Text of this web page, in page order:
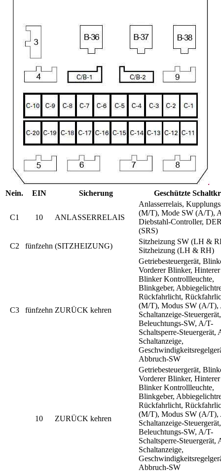
Nein. EIN Sicherung Geschützte
C1 10 ANLASSERRELAIS
Anlasserrelais,
(M/T), Mode SW (A/T),
Diebstahl-Controller,
(SRS)
C2
fünfzehn (SITZHEIZUNG)
Sitzheizung SW (LH &
Sitzheizung (LH & RH)
C3 fünfzehn ZURÜCK kehren
Getriebesteuergerät,
Vorderer Blinker,
Blinker Kontrollleuchte,
Blinkgeber,
Rückfahrlicht,
(M/T), Modus SW (A/T),
Schaltanzeige-Steuergerät,
Beleuchtungs-SW, A/T-
Schaltsperre-Steuergerät,
Schaltanzeige,
Abbruch-SW
10 ZURÜCK kehren
Getriebesteuergerät,
Vorderer Blinker,
Blinker Kontrollleuchte,
Blinkgeber,
Rückfahrlicht,
(M/T), Modus SW (A/T),
Schaltanzeige-Steuergerät,
Beleuchtungs-SW, A/T-
Schaltsperre-Steuergerät,
Schaltanzeige,
Abbruch-SW